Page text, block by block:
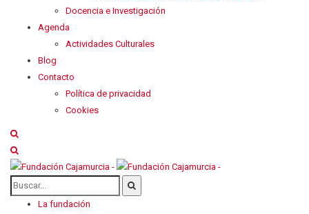
Docencia e Investigación
Agenda
Actividades Culturales
Blog
Contacto
Política de privacidad
Cookies
La fundación